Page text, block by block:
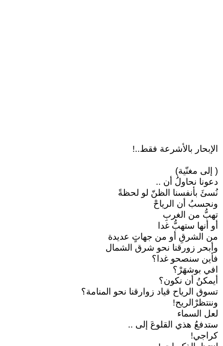
الإبحار بالأشرعة فقط..!
( إلى مغنّية)
دعونا نحاولُ أن ..
نُسئَ بأنفسنا الظنّ لو لحظةً
ونحسبُ أن الرياحْ
تهبُّ من الغربِ
أو أنها ستهبُّ غدا
من الشرقِ أو من جهاتٍ عديدة
وأبحر زورقنا نحو شرق الشمال
فأين سنصحو غدا؟
افي بوشهَرْ؟
أيمكنُ أن نكون؟
تسوق الرياح قياد زوارقنا نحو المنامة؟
وننتظرْالريح!
لعل السماء
ستدفعُ هذي القلوعَ إلى ..
كراجي!